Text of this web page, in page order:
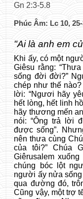
Gn 2:3-5.8
Phúc Âm: Lc 10,
"Ai là anh em
Khi ấy, có một
Giêsu rằng:
sống đời đời?”
chép như thế nào?
lời: “Ngươi hãy
hết lòng, hết linh
hãy thương mến
nói: “Ông trả lời
được sống”.
nên thưa cùng
của tôi?” Chúa
Giêrusalem
chúng bóc lột
người ấy nửa
qua đường đó,
Cũng vậy, một trợ